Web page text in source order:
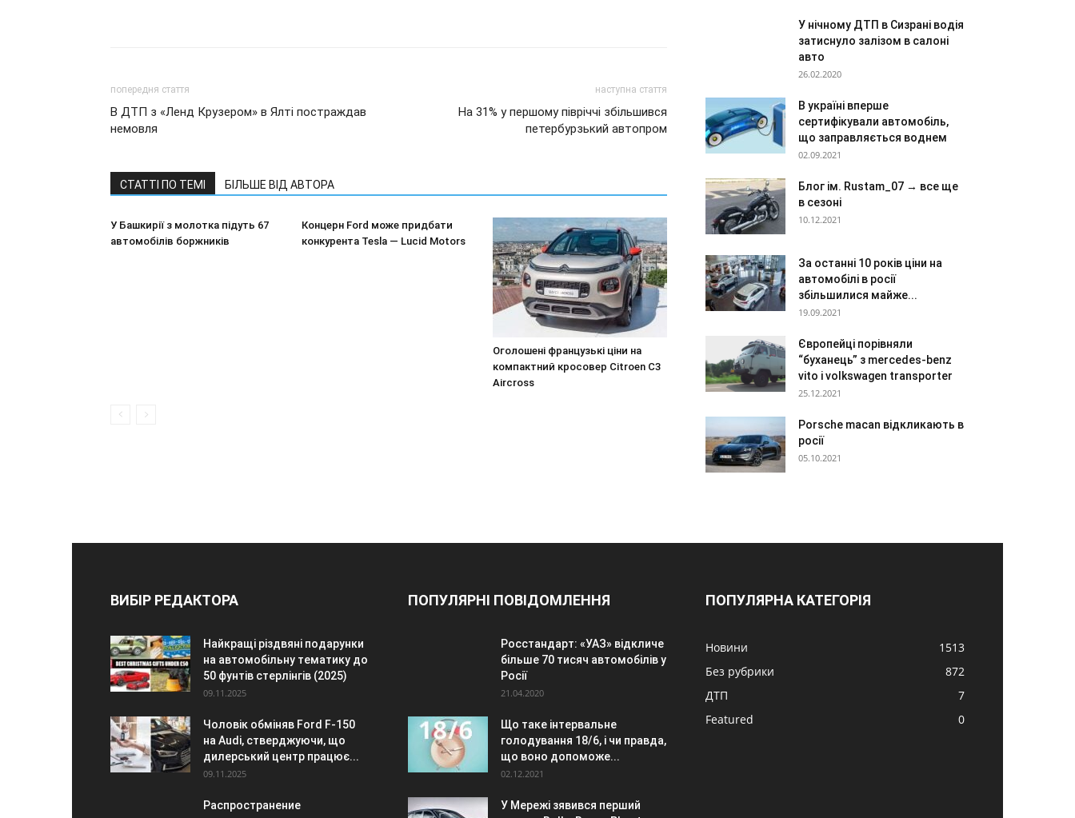
попередня стаття
В ДТП з «Ленд Крузером» в Ялті постраждав
немовля
наступна стаття
На 31% у першому півріччі збільшився
петербурзький автопром
СТАТТІ ПО ТЕМІ БІЛЬШЕ ВІД АВТОРА
У Башкирії з молотка підуть 67
автомобілів боржників
Концерн Ford може придбати
конкурента Tesla — Lucid Motors
Оголошені французькі ціни на
компактний кросовер Citroen C3
Aircross
У нічному ДТП в Сизрані водія
затиснуло залізом в салоні
авто
26.02.2020
В україні вперше
сертифікували автомобіль,
що заправляється воднем
02.09.2021
Блог ім. Rustam_07 → все ще
в сезоні
10.12.2021
За останні 10 років ціни на
автомобілі в росії
збільшилися майже...
19.09.2021
Європейці порівняли
“буханець” з mercedes-benz
vito і volkswagen transporter
25.12.2021
Porsche macan відкликають в
росії
05.10.2021
ВИБІР РЕДАКТОРА
Найкращі різдвяні подарунки
на автомобільну тематику до
50 фунтів стерлінгів (2025)
09.11.2025
Чоловік обміняв Ford F-150
на Audi, стверджуючи, що
дилерський центр працює...
09.11.2025
Распространение
ПОПУЛЯРНІ ПОВІДОМЛЕННЯ
Росстандарт: «УАЗ» відкличе
більше 70 тисяч автомобілів у
Росії
21.04.2020
Що таке інтервальне
голодування 18/6, і чи правда,
що воно допоможе...
02.12.2021
У Мережі зявився перший
ПОПУЛЯРНА КАТЕГОРІЯ
Новини
1513
Без рубрики
872
ДТП
7
Featured
0